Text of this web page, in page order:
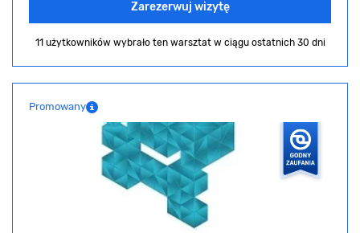
Zarezerwuj wizytę
11 użytkowników wybrało ten warsztat w ciągu ostatnich 30 dni
Promowany